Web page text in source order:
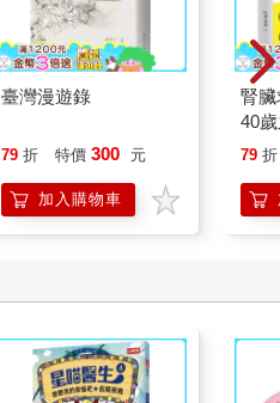
臺灣漫遊錄
79 折 特價 300 元
加入購物車
腎
40
就
79 折